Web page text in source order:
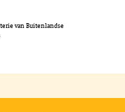
van Buitenlandse